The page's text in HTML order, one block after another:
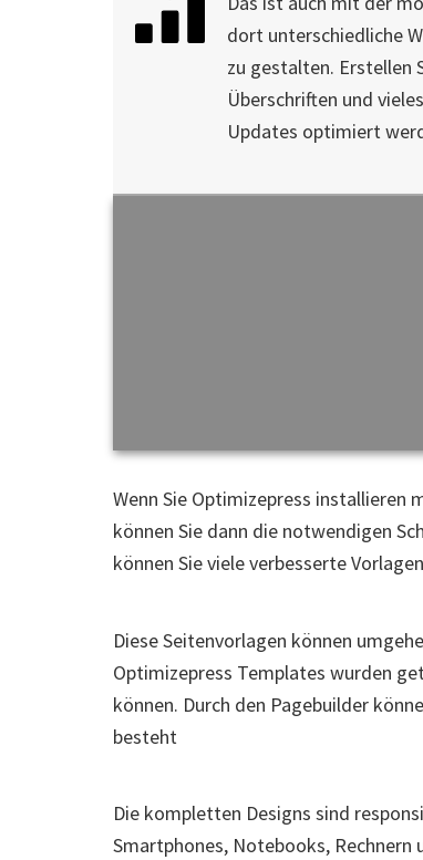
dort unterschiedliche
zu gestalten. Erstellen
Überschriften und
Updates optimiert
Wenn Sie Optimizepress installieren
können Sie dann die notwendigen
können Sie viele verbesserte
Diese Seitenvorlagen können
Optimizepress Templates wurden
können. Durch den Pagebuilder
besteht
Die kompletten Designs sind
Smartphones, Notebooks,